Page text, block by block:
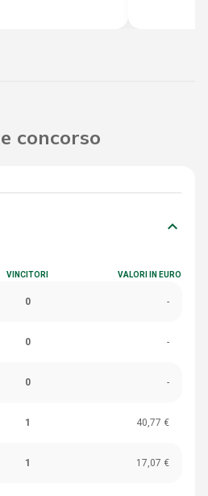
concorso
keyboard_arrow_down
VINCITORI VALORI IN EURO
0 -
0 -
0 -
1 40,77 €
1 17,07 €